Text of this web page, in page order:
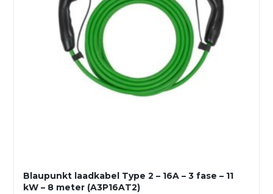
Blaupunkt laadkabel Type 2 – 16A – 3 fase – 11
kW – 8 meter (A3P16AT2)